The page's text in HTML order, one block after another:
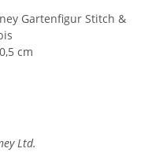
Gartenfigur Stitch &
cm
Ltd.